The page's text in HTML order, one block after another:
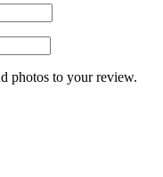
photos to your review.